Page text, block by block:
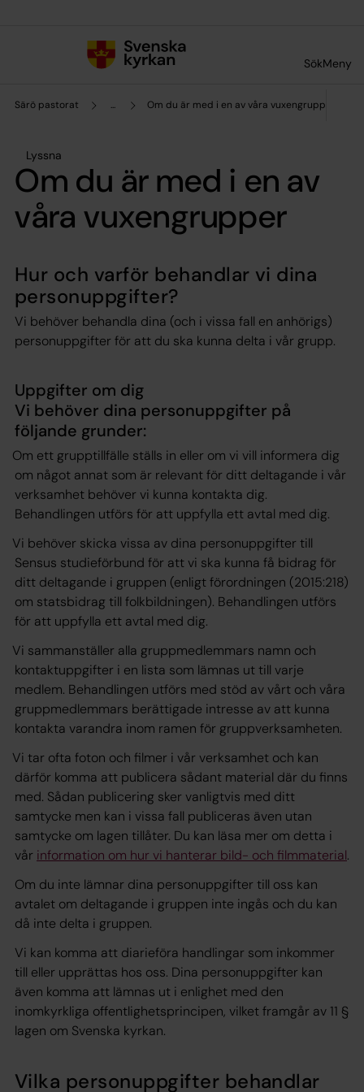
SökMeny
Särö pastorat ... Om du är med i en av våra vuxengrupper
Lyssna
Om du är med i en av
våra vuxengrupper
Hur och varför behandlar vi dina
personuppgifter?
Vi behöver behandla dina (och i vissa fall en anhörigs)
personuppgifter för att du ska kunna delta i vår grupp.
Uppgifter om dig
Vi behöver dina personuppgifter på
följande grunder:
Om ett grupptillfälle ställs in eller om vi vill informera dig
om något annat som är relevant för ditt deltagande i vår
verksamhet behöver vi kunna kontakta dig.
Behandlingen utförs för att uppfylla ett avtal med dig.
Vi behöver skicka vissa av dina personuppgifter till
Sensus studieförbund för att vi ska kunna få bidrag för
ditt deltagande i gruppen (enligt förordningen (2015:218)
om statsbidrag till folkbildningen). Behandlingen utförs
för att uppfylla ett avtal med dig.
Vi sammanställer alla gruppmedlemmars namn och
kontaktuppgifter i en lista som lämnas ut till varje
medlem. Behandlingen utförs med stöd av vårt och våra
gruppmedlemmars berättigade intresse av att kunna
kontakta varandra inom ramen för gruppverksamheten.
Vi tar ofta foton och filmer i vår verksamhet och kan
därför komma att publicera sådant material där du finns
med. Sådan publicering sker vanligtvis med ditt
samtycke men kan i vissa fall publiceras även utan
samtycke om lagen tillåter. Du kan läsa mer om detta i
vår information om hur vi hanterar bild- och filmmaterial.
Om du inte lämnar dina personuppgifter till oss kan
avtalet om deltagande i gruppen inte ingås och du kan
då inte delta i gruppen.
Vi kan komma att diarieföra handlingar som inkommer
till eller upprättas hos oss. Dina personuppgifter kan
även komma att lämnas ut i enlighet med den
inomkyrkliga offentlighetsprincipen, vilket framgår av 11 §
lagen om Svenska kyrkan.
Vilka personuppgifter behandlar